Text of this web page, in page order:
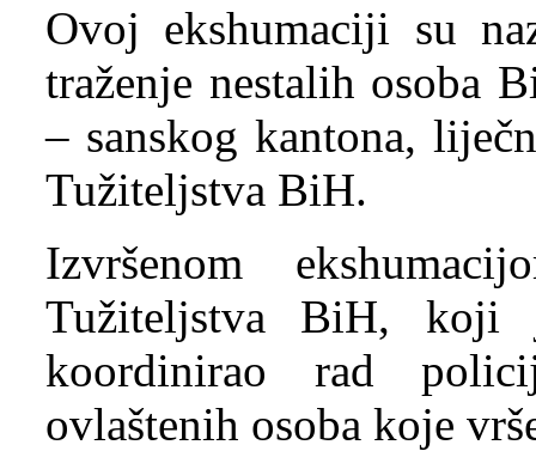
Ovoj ekshumaciji su
traženje nestalih osoba
– sanskog kantona,
Tužiteljstva BiH.
Izvršenom
Tužiteljstva BiH, koji
koordinirao rad
ovlaštenih osoba koje